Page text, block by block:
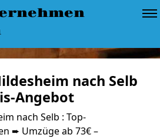
nach Selb
Angebot
nach Selb : Top-
➨ Umzüge ab 73€ –